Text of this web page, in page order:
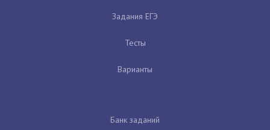
Задания ЕГЭ
Тесты
Варианты
Банк заданий